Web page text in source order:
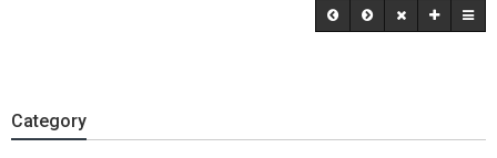
Category